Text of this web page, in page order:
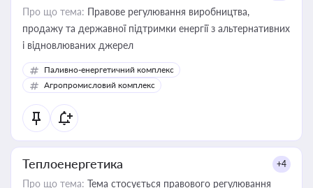
Про що тема: Правове регулювання виробництва,
продажу та державної підтримки енергії з альтернативних
і відновлюваних джерел
Паливно-енергетичний комплекс
Агропромисловий комплекс
Теплоенергетика +4
Про що тема: Тема стосується правового регулювання